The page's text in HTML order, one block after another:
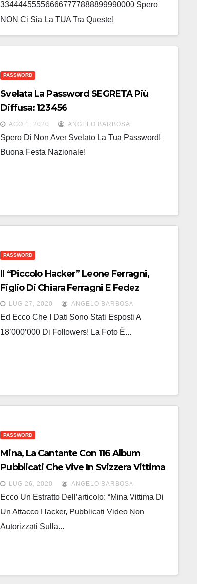
334444555566667777888899990000 Spero
NON Ci Sia La TUA Tra Queste!
PASSWORD
Svelata La Password SEGRETA Più
Diffusa: 123456
AGO 1, 2020 ANGELO BARBOSA
Spero Di Non Aver Svelato La Tua Password!
Buona Festa Nazionale!
PASSWORD
Il “piccolo Hacker” Leone Ferragni,
Figlio Di Chiara Ferragni E Fedez
LUG 27, 2020 ANGELO BARBOSA
Ed Ecco Che I Dati Sono Stati Esposti A
18’000’000 Di Followers! La Foto È...
PASSWORD
Mina, La Cantante Con 116 Album
Pubblicati Che Vive In Svizzera Vittima
Di Un Hacker!
LUG 26, 2020 ANGELO BARBOSA
Ecco Un Estratto Dell’articolo: “Mina Vittima Di
Un Attacco Hacker, Pubblicati Video Non
Autorizzati Sulla...